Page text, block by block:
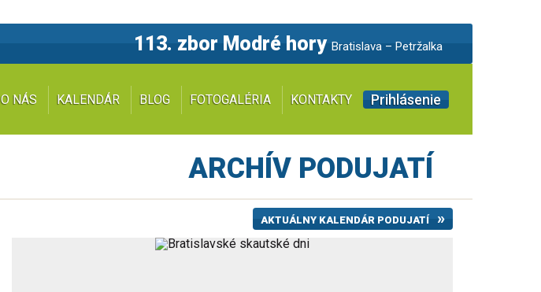
113. zbor Modré hory Bratislava – Petržalka
O NÁS KALENDÁR BLOG FOTOGALÉRIA KONTAKTY Prihlásenie
ARCHÍV PODUJATÍ
AKTUÁLNY KALENDÁR PODUJATÍ